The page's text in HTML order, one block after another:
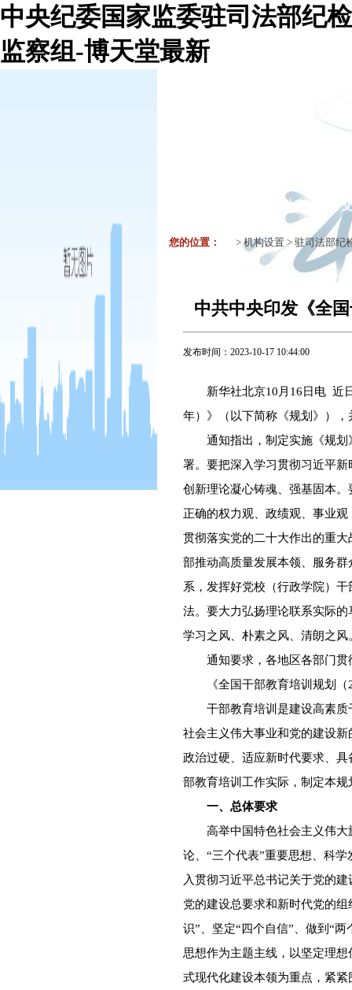
中央纪委国家监委驻司法部纪检
监察组-博天堂最新
工作动态 业务
您的位置： > 机构设置 > 驻司法部纪
中共中央印发《全
发布时间： 2023-10-17 10:44:00
新华社北京10月16日电 近日
年）》（以下简称《规划》）
通知指出，制定实施《规划
署。要把深入学习贯彻习近平
创新理论凝心铸魂、强基固本
正确的权力观、政绩观、事业
贯彻落实党的二十大作出的重
部推动高质量发展本领、服务
系，发挥好党校（行政学院）
法。要大力弘扬理论联系实际
学习之风、朴素之风、清朗之风
通知要求，各地区各部门贯
《全国干部教育培训规划（
干部教育培训是建设高素质
社会主义伟大事业和党的建设
政治过硬、适应新时代要求、
部教育培训工作实际，制定本规
一、总体要求
高举中国特色社会主义伟大
论、“三个代表”重要思想、科
入贯彻习近平总书记关于党的
党的建设总要求和新时代党的
识”、坚定“四个自信”、做到“
思想作为主题主线，以坚定理
式现代化建设本领为重点，紧